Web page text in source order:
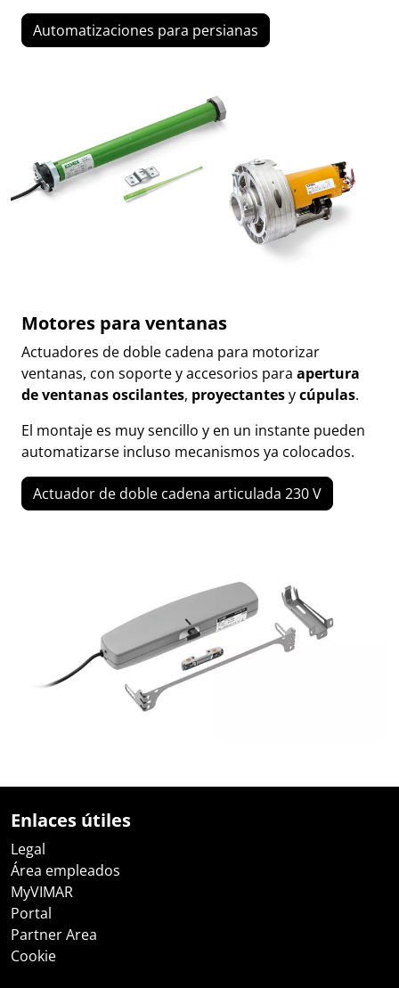
Automatizaciones para persianas
Motores para ventanas
Actuadores de doble cadena para motorizar
ventanas, con soporte y accesorios para apertura
de ventanas oscilantes, proyectantesycúpulas.
El montaje es muy sencillo y en un instante pueden
automatizarse incluso mecanismos ya colocados.
Actuador de doble cadena articulada 230 V
Enlaces útiles
Legal
Área empleados
MyVIMAR
Portal
Partner Area
Cookie